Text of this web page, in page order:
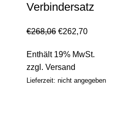
Verbindersatz
€268,06 €262,70
Enthält 19% MwSt.
zzgl. Versand
Lieferzeit: nicht angegeben